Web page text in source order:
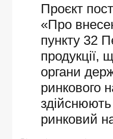
Проєкт
«Про
пункту 32
продукції,
органи
ринкового
ринковий